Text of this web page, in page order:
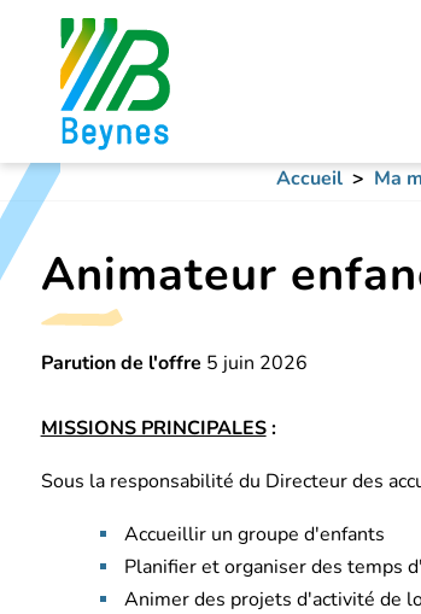
Accueil Ma
Animateur
Parution de l'offre 5 juin 2026
MISSIONS PRINCIPALES:
Sous la responsabilité du Directeur des
Accueillir un groupe d'enfants
Planifier et organiser des temps
Animer des projets d'activité de